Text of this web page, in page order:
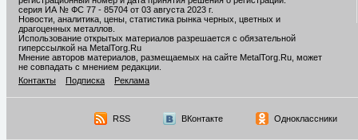
серия ИА № ФС 77 - 85704 от 03 августа 2023 г.
Новости, аналитика, цены, статистика рынка черных, цветных и
драгоценных металлов.
Использование открытых материалов разрешается с обязательной
гиперссылкой на MetalTorg.Ru
Мнение авторов материалов, размещаемых на сайте MetalTorg.Ru, может
не совпадать с мнением редакции.
Контакты
Подписка Реклама
RSS ВКонтакте Одноклассники